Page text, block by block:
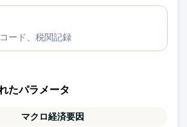
ード、税関記録
たパラメータ
マクロ経済要因